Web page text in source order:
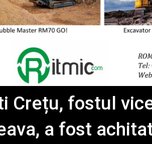
Crețu, fostul
a fost